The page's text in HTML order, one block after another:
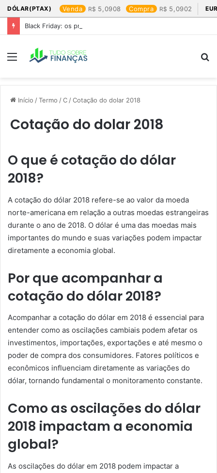
DÓLAR(PTAX) Venda 5,0908 Compra 5,0902
Black Friday: os produtos que mais valem a pena
Menu
Início /Termo /C /Cotação do dolar 2018​
Cotação do dolar 2018​
O que é cotação do dólar
2018?
A cotação do dólar 2018 refere-se ao valor da moeda
norte-americana em relação a outras moedas estrangeiras
durante o ano de 2018. O dólar é uma das moedas mais
importantes do mundo e suas variações podem impactar
diretamente a economia global.
Por que acompanhar a
cotação do dólar 2018?
Acompanhar a cotação do dólar em 2018 é essencial para
entender como as oscilações cambiais podem afetar os
investimentos, importações, exportações e até mesmo o
poder de compra dos consumidores. Fatores políticos e
econômicos influenciam diretamente as variações do
dólar, tornando fundamental o monitoramento constante.
Como as oscilações do dólar
2018 impactam a economia
global?
As oscilações do dólar em 2018 podem impactar a